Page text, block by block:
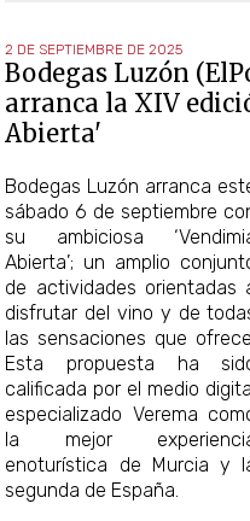
2 DE SEPTIEMBRE DE 2025
Bodegas Luzón
arranca la XIV
Abierta'
Bodegas Luzón arranca
sábado 6 de septiembre
su ambiciosa
Abierta’; un amplio
de actividades orientadas
disfrutar del vino y de
las sensaciones que ofrece.
Esta propuesta ha
calificada por el medio
especializado Verema
la mejor
enoturística de Murcia y
segunda de España.